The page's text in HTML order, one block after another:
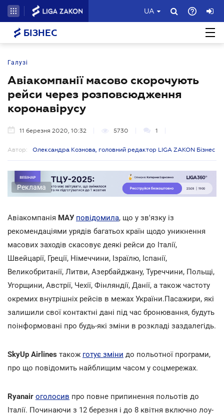
UA
БІЗНЕС
Галузі
Авіакомпанії масово скорочують
рейси через розповсюдження
коронавірусу
11 березня 2020, 10:32 5730 1
Автор: Олександра Кознова, головний редактор LIGA ZAKON Бізнес
Реклама
Авіакомпанія МАУ повідомила, що у зв'язку із
рекомендаціями урядів багатьох країн щодо уникнення
масових заходів скасовує деякі рейси до Італії,
Швейцарії, Греції, Німеччини, Ізраїлю, Іспанії,
Великобританії, Литви, Азербайджану, Туреччини, Польщі,
Угорщини, Австрії, Чехії, Фінляндії, Данії, а також частоту
окремих внутрішніх рейсів в межах України.Пасажири, які
залишили свої контактні дані під час бронювання, будуть
поінформовані про будь-які зміни в розкладі заздалегідь.
SkyUp Airlines також готує зміни до польотної програми,
про що повідомить найблищим часом у соцмережах.
Ryanair оголосив про повне припинення польотів до
Італії. Починаючи з 12 березня і до 8 квітня включно лоу-